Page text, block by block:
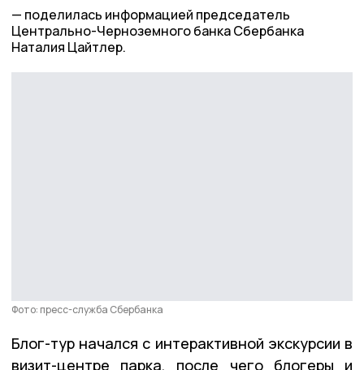
поделилась информацией председатель
Центрально-Черноземного банка Сбербанка
Наталия Цайтлер.
Фото: пресс-служба Сбербанка
Блог-тур начался с интерактивной экскурсии в
визит-центре парка, после чего блогеры и